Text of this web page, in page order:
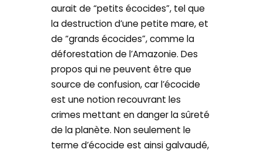
aurait de “petits écocides”, tel que
la destruction d’une petite mare, et
de “grands écocides”, comme la
déforestation de l’Amazonie. Des
propos qui ne peuvent être que
source de confusion, car l’écocide
est une notion recouvrant les
crimes mettant en danger la sûreté
de la planète. Non seulement le
terme d’écocide est ainsi galvaudé,